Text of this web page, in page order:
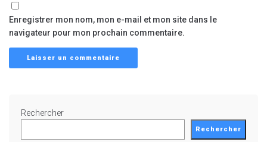
Enregistrer mon nom, mon e-mail et mon site dans le
navigateur pour mon prochain commentaire.
Rechercher
Rechercher